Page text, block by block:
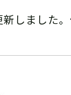
ました。